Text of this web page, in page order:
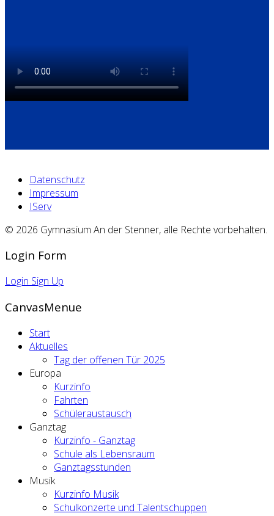
Datenschutz
Impressum
IServ
© 2026 Gymnasium An der Stenner, alle Rechte vorbehalten.
Login Form
Login Sign Up
CanvasMenue
Start
Aktuelles
Tag der offenen Tür 2025
Europa
Kurzinfo
Fahrten
Schüleraustausch
Ganztag
Kurzinfo - Ganztag
Schule als Lebensraum
Ganztagsstunden
Musik
Kurzinfo Musik
Schulkonzerte und Talentschuppen